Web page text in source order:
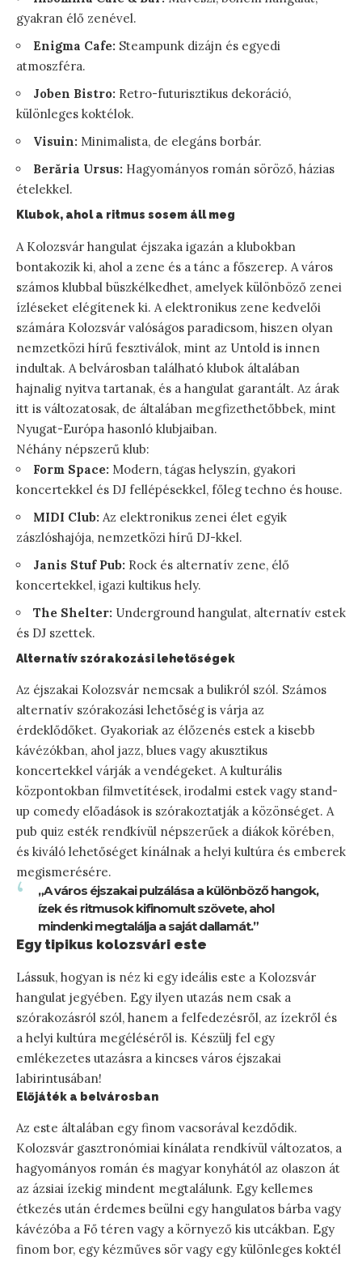
gyakran élő zenével.
Enigma Cafe: Steampunk dizájn és egyedi
atmoszféra.
Joben Bistro: Retro-futurisztikus dekoráció,
különleges koktélok.
Visuin: Minimalista, de elegáns borbár.
Berăria Ursus: Hagyományos román söröző, házias
ételekkel.
Klubok, ahol a ritmus sosem áll meg
A Kolozsvár hangulat éjszaka igazán a klubokban
bontakozik ki, ahol a zene és a tánc a főszerep. A város
számos klubbal büszkélkedhet, amelyek különböző zenei
ízléseket elégítenek ki. A elektronikus zene kedvelői
számára Kolozsvár valóságos paradicsom, hiszen olyan
nemzetközi hírű fesztiválok, mint az Untold is innen
indultak. A belvárosban található klubok általában
hajnalig nyitva tartanak, és a hangulat garantált. Az árak
itt is változatosak, de általában megfizethetőbbek, mint
Nyugat-Európa hasonló klubjaiban.
Néhány népszerű klub:
Form Space: Modern, tágas helyszín, gyakori
koncertekkel és DJ fellépésekkel, főleg techno és house.
MIDI Club: Az elektronikus zenei élet egyik
zászlóshajója, nemzetközi hírű DJ-kkel.
Janis Stuf Pub: Rock és alternatív zene, élő
koncertekkel, igazi kultikus hely.
The Shelter: Underground hangulat, alternatív estek
és DJ szettek.
Alternatív szórakozási lehetőségek
Az éjszakai Kolozsvár nemcsak a bulikról szól. Számos
alternatív szórakozási lehetőség is várja az
érdeklődőket. Gyakoriak az élőzenés estek a kisebb
kávézókban, ahol jazz, blues vagy akusztikus
koncertekkel várják a vendégeket. A kulturális
központokban filmvetítések, irodalmi estek vagy stand-
up comedy előadások is szórakoztatják a közönséget. A
pub quiz esték rendkívül népszerűek a diákok körében,
és kiváló lehetőséget kínálnak a helyi kultúra és emberek
megismerésére.
„A város éjszakai pulzálása a különböző hangok,
ízek és ritmusok kifinomult szövete, ahol
mindenki megtalálja a saját dallamát.”
Egy tipikus kolozsvári este
Lássuk, hogyan is néz ki egy ideális este a Kolozsvár
hangulat jegyében. Egy ilyen utazás nem csak a
szórakozásról szól, hanem a felfedezésről, az ízekről és
a helyi kultúra megéléséről is. Készülj fel egy
emlékezetes utazásra a kincses város éjszakai
labirintusában!
Előjáték a belvárosban
Az este általában egy finom vacsorával kezdődik.
Kolozsvár gasztronómiai kínálata rendkívül változatos, a
hagyományos román és magyar konyhától az olaszon át
az ázsiai ízekig mindent megtalálunk. Egy kellemes
étkezés után érdemes beülni egy hangulatos bárba vagy
kávézóba a Fő téren vagy a környező kis utcákban. Egy
finom bor, egy kézműves sör vagy egy különleges koktél